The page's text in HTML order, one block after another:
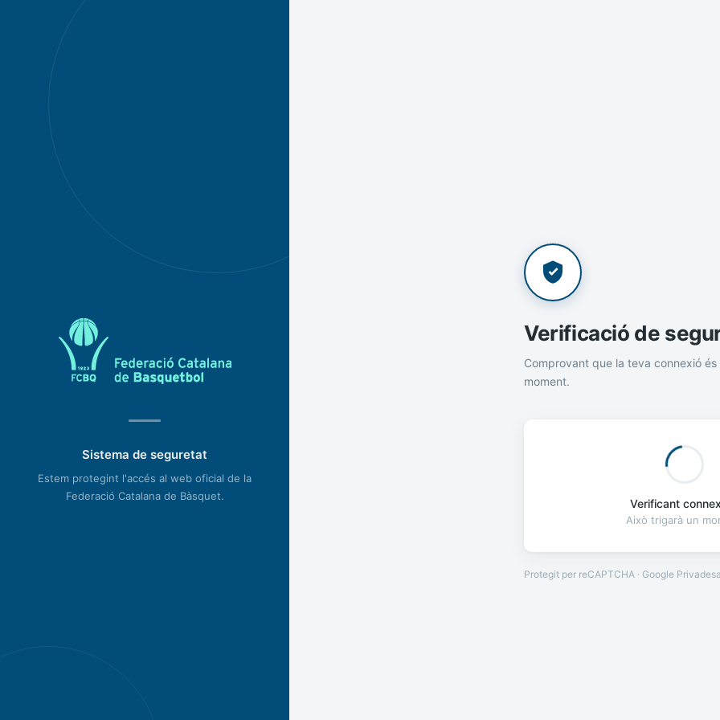
Sistema de seguretat
Estem protegint l'accés al web oficial de la
Federació Catalana de Bàsquet.
Verificació de
Comprovant que la teva connexió és
moment.
Verificant
Això trigarà un
Protegit per reCAPTCHA · Google Privadesa